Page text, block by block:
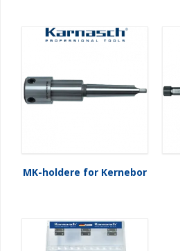
MK-holdere for Kernebor